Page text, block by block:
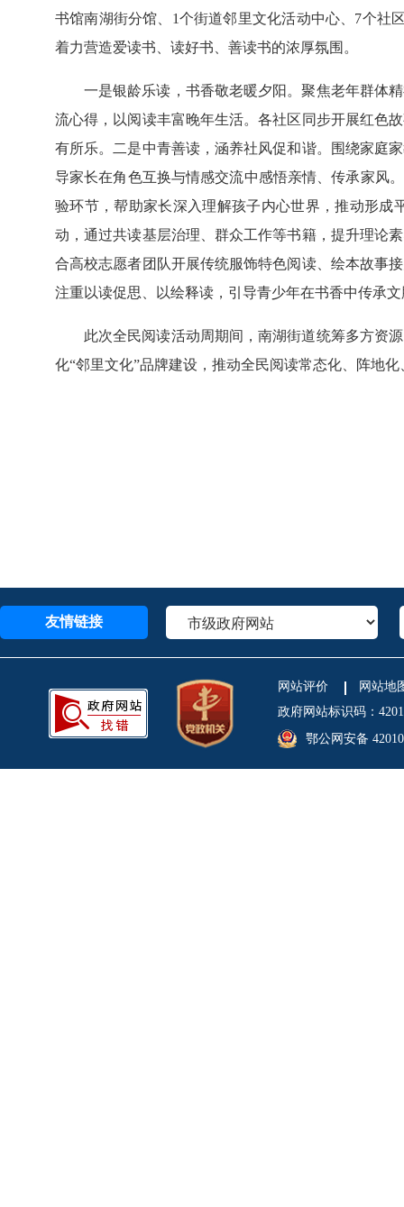
书馆南湖街分馆、1个街道邻里文化活动中心、7个社
着力营造爱读书、读好书、善读书的浓厚氛围。
一是银龄乐读，书香敬老暖夕阳。聚焦老年群体
流心得，以阅读丰富晚年生活。各社区同步开展红色
有所乐。二是中青善读，涵养社风促和谐。围绕家庭
导家长在角色互换与情感交流中感悟亲情、传承家风
验环节，帮助家长深入理解孩子内心世界，推动形
动，通过共读基层治理、群众工作等书籍，提升理论
合高校志愿者团队开展传统服饰特色阅读、绘本故事
注重以读促思、以绘释读，引导青少年在书香中传承
此次全民阅读活动周期间，南湖街道统筹多方资
化“邻里文化”品牌建设，推动全民阅读常态化、阵地
友情链接
网站评价
网站地
政府网站标识码：
鄂公网安备